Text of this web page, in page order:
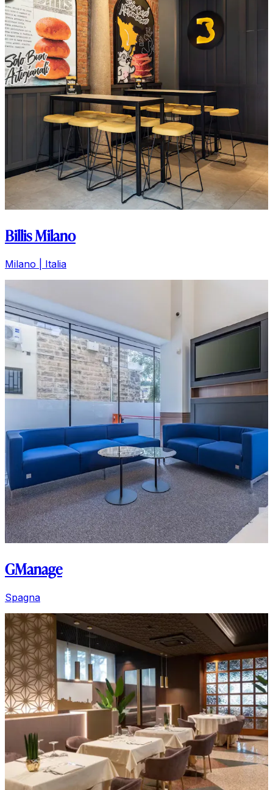
Billis Milano
Milano | Italia
GManage
Spagna